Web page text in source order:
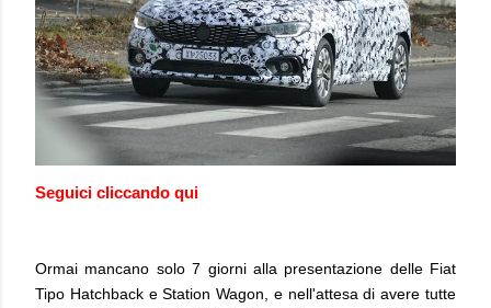
Seguici cliccando qui
Ormai mancano solo 7 giorni alla presentazione delle Fiat
Tipo Hatchback e Station Wagon, e nell'attesa di avere tutte